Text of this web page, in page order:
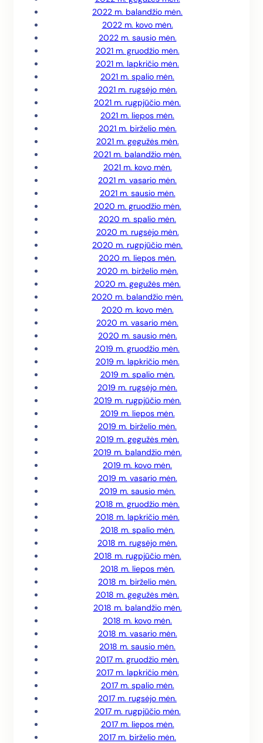
2022 m. balandžio mėn.
2022 m. kovo mėn.
2022 m. sausio mėn.
2021 m. gruodžio mėn.
2021 m. lapkričio mėn.
2021 m. spalio mėn.
2021 m. rugsėjo mėn.
2021 m. rugpjūčio mėn.
2021 m. liepos mėn.
2021 m. birželio mėn.
2021 m. gegužės mėn.
2021 m. balandžio mėn.
2021 m. kovo mėn.
2021 m. vasario mėn.
2021 m. sausio mėn.
2020 m. gruodžio mėn.
2020 m. spalio mėn.
2020 m. rugsėjo mėn.
2020 m. rugpjūčio mėn.
2020 m. liepos mėn.
2020 m. birželio mėn.
2020 m. gegužės mėn.
2020 m. balandžio mėn.
2020 m. kovo mėn.
2020 m. vasario mėn.
2020 m. sausio mėn.
2019 m. gruodžio mėn.
2019 m. lapkričio mėn.
2019 m. spalio mėn.
2019 m. rugsėjo mėn.
2019 m. rugpjūčio mėn.
2019 m. liepos mėn.
2019 m. birželio mėn.
2019 m. gegužės mėn.
2019 m. balandžio mėn.
2019 m. kovo mėn.
2019 m. vasario mėn.
2019 m. sausio mėn.
2018 m. gruodžio mėn.
2018 m. lapkričio mėn.
2018 m. spalio mėn.
2018 m. rugsėjo mėn.
2018 m. rugpjūčio mėn.
2018 m. liepos mėn.
2018 m. birželio mėn.
2018 m. gegužės mėn.
2018 m. balandžio mėn.
2018 m. kovo mėn.
2018 m. vasario mėn.
2018 m. sausio mėn.
2017 m. gruodžio mėn.
2017 m. lapkričio mėn.
2017 m. spalio mėn.
2017 m. rugsėjo mėn.
2017 m. rugpjūčio mėn.
2017 m. liepos mėn.
2017 m. birželio mėn.